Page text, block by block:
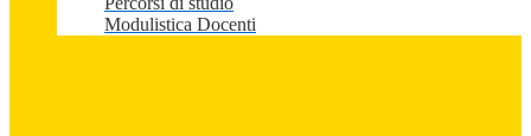
Modulistica Docenti